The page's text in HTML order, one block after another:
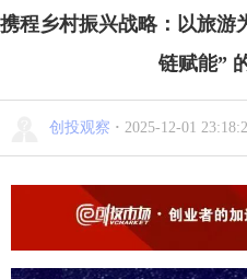
携程乡村振兴战略：以旅游
链赋能”
创投观察 · 2025-12-01